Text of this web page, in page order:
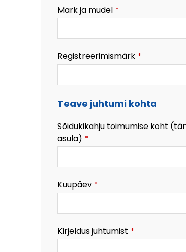
Mark ja mudel *
Registreerimismärk *
Teave juhtumi kohta
Sõidukikahju toimumise koht
asula) *
Kuupäev *
Kirjeldus juhtumist *